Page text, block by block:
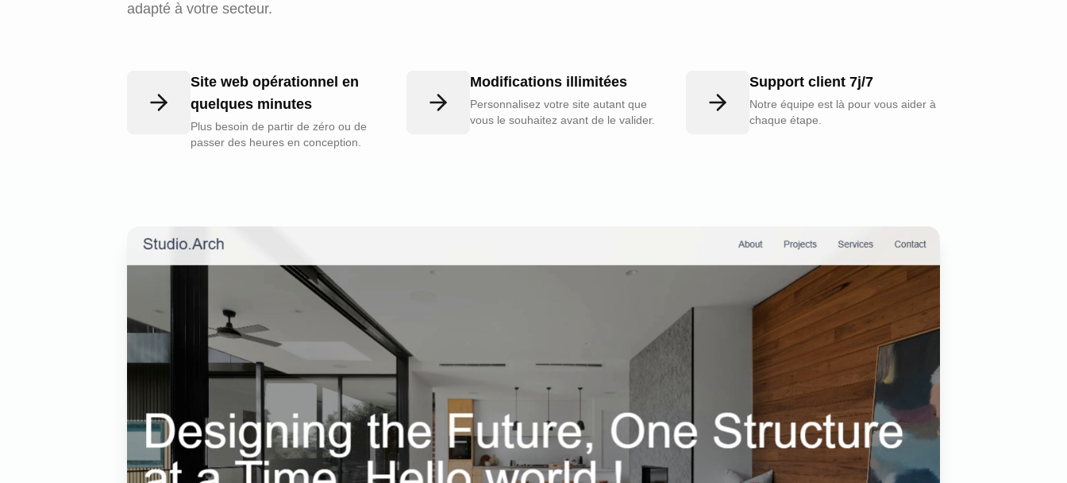
adapté à votre secteur.
Site web opérationnel en
quelques minutes
Plus besoin de partir de zéro ou de
passer des heures en conception.
Modifications illimitées
Personnalisez votre site autant que
vous le souhaitez avant de le valider.
Support client 7j/7
Notre équipe est là pour vous aider à
chaque étape.